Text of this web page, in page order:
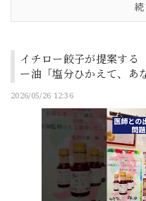
イチロー餃子が提案する
ー油「塩分ひかえて、あ
2026/05/26 12:36